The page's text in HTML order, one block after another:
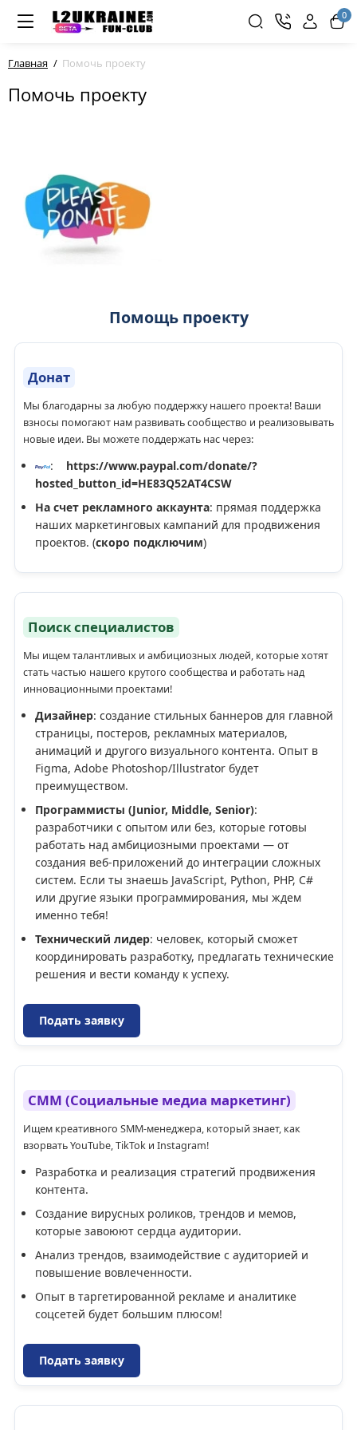
0
Главная Помочь проекту
Помочь проекту
Помощь проекту
Донат
Мы благодарны за любую поддержку нашего проекта! Ваши
взносы помогают нам развивать сообщество и реализовывать
новые идеи. Вы можете поддержать нас через:
:
https://www.paypal.com/donate/?
hosted_button_id=HE83Q52AT4CSW
На счет рекламного аккаунта: прямая поддержка
наших маркетинговых кампаний для продвижения
проектов. (скоро подключим)
Поиск специалистов
Мы ищем талантливых и амбициозных людей, которые хотят
стать частью нашего крутого сообщества и работать над
инновационными проектами!
Дизайнер: создание стильных баннеров для главной
страницы, постеров, рекламных материалов,
анимаций и другого визуального контента. Опыт в
Figma, Adobe Photoshop/Illustrator будет
преимуществом.
Программисты (Junior, Middle, Senior):
разработчики с опытом или без, которые готовы
работать над амбициозными проектами — от
создания веб-приложений до интеграции сложных
систем. Если ты знаешь JavaScript, Python, PHP, C#
или другие языки программирования, мы ждем
именно тебя!
Технический лидер: человек, который сможет
координировать разработку, предлагать технические
решения и вести команду к успеху.
Подать заявку
СММ (Социальные медиа маркетинг)
Ищем креативного SMM-менеджера, который знает, как
взорвать YouTube, TikTok и Instagram!
Разработка и реализация стратегий продвижения
контента.
Создание вирусных роликов, трендов и мемов,
которые завоюют сердца аудитории.
Анализ трендов, взаимодействие с аудиторией и
повышение вовлеченности.
Опыт в таргетированной рекламе и аналитике
соцсетей будет большим плюсом!
Подать заявку